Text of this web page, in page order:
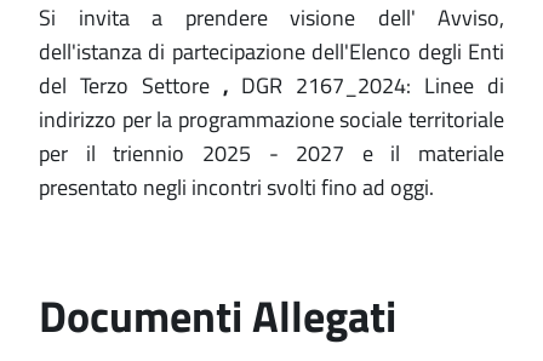
Si invita a prendere visione dell' Avviso,
dell'istanza di partecipazione dell'Elenco degli Enti
del Terzo Settore , DGR 2167_2024: Linee di
indirizzo per la programmazione sociale territoriale
per il triennio 2025 - 2027 e il materiale
presentato negli incontri svolti fino ad oggi.
Documenti Allegati